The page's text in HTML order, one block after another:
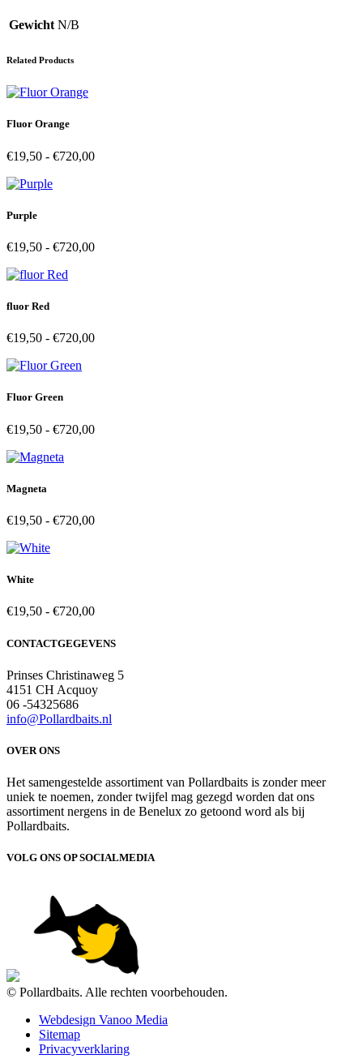
Gewicht N/B
Related Products
Fluor Orange
€19,50 - €720,00Prijsklasse:
Purple
€19,50 - €720,00Prijsklasse:
fluor Red
€19,50 - €720,00Prijsklasse:
Fluor Green
€19,50 - €720,00Prijsklasse:
Magneta
€19,50 - €720,00Prijsklasse:
White
€19,50 - €720,00Prijsklasse:
tot
CONTACTGEGEVENS
Prinses Christinaweg 5
4151 CH Acquoy
06 -54325686
info@Pollardbaits.nl
OVER ONS
Het samengestelde assortiment van Pollardbaits is zonder meer
uniek te noemen, zonder twijfel mag gezegd worden dat ons
assortiment nergens in de Benelux zo getoond word als bij
Pollardbaits.
VOLG ONS OP SOCIALMEDIA
© Pollardbaits. Alle rechten voorbehouden.
Webdesign Vanoo Media
Sitemap
Privacyverklaring